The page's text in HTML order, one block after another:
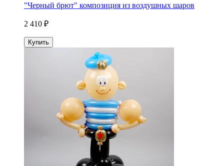
"Черный брют" композиция из воздушных шаров
2 410 ₽
Купить